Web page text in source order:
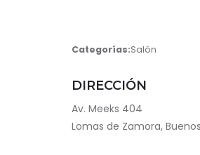
Categorías:Salón
DIRECCIÓN
Av. Meeks 404
Lomas de Zamora,